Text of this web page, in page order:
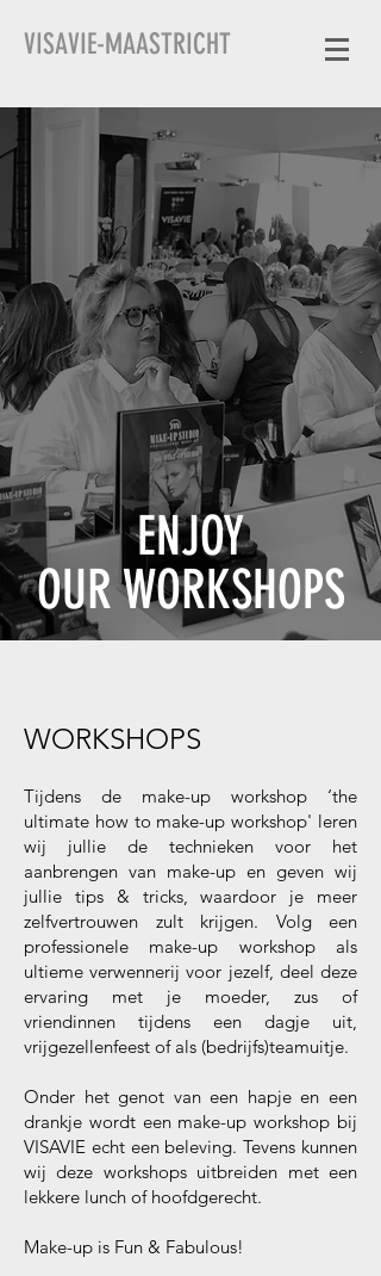
VISAVIE-MAASTRICHT
ENJOY
OUR WORKSHOPS
WORKSHOPS
Tijdens de make-up workshop ‘the
ultimate how to make-up workshop' leren
wij jullie de technieken voor het
aanbrengen van make-up en geven wij
jullie tips & tricks, waardoor je meer
zelfvertrouwen zult krijgen. Volg een
professionele make-up workshop als
ultieme verwennerij voor jezelf, deel deze
ervaring met je moeder, zus of
vriendinnen tijdens een dagje uit,
vrijgezellenfeest of als (bedrijfs)teamuitje.
Onder het genot van een hapje en een
drankje wordt een make-up workshop bij
VISAVIE echt een beleving. Tevens kunnen
wij deze workshops uitbreiden met een
lekkere lunch of hoofdgerecht.
Make-up is Fun & Fabulous!